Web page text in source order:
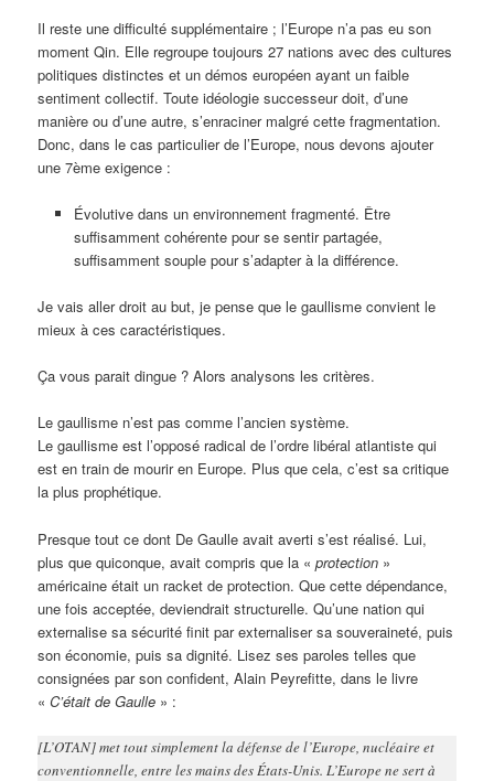
Il reste une difficulté supplémentaire ; l’Europe n’a pas eu son
moment Qin. Elle regroupe toujours 27 nations avec des cultures
politiques distinctes et un démos européen ayant un faible
sentiment collectif. Toute idéologie successeur doit, d’une
manière ou d’une autre, s’enraciner malgré cette fragmentation.
Donc, dans le cas particulier de l’Europe, nous devons ajouter
une 7ème exigence :
Évolutive dans un environnement fragmenté. Être
suffisamment cohérente pour se sentir partagée,
suffisamment souple pour s’adapter à la différence.
Je vais aller droit au but, je pense que le gaullisme convient le
mieux à ces caractéristiques.
Ça vous parait dingue ? Alors analysons les critères.
Le gaullisme n’est pas comme l’ancien système.
Le gaullisme est l’opposé radical de l’ordre libéral atlantiste qui
est en train de mourir en Europe. Plus que cela, c’est sa critique
la plus prophétique.
Presque tout ce dont De Gaulle avait averti s’est réalisé. Lui,
plus que quiconque, avait compris que la «protection »
américaine était un racket de protection. Que cette dépendance,
une fois acceptée, deviendrait structurelle. Qu’une nation qui
externalise sa sécurité finit par externaliser sa souveraineté, puis
son économie, puis sa dignité. Lisez ses paroles telles que
consignées par son confident, Alain Peyrefitte, dans le livre
«C’était de Gaulle » :
[L’OTAN] met tout simplement la défense de l’Europe, nucléaire et
conventionnelle, entre les mains des États-Unis. L’Europe ne sert à